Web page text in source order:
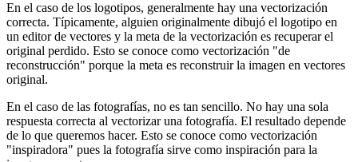
En el caso de los logotipos, generalmente hay una vectorización
correcta. Típicamente, alguien originalmente dibujó el logotipo en
un editor de vectores y la meta de la vectorización es recuperar el
original perdido. Esto se conoce como vectorización "de
reconstrucción" porque la meta es reconstruir la imagen en vectores
original.
En el caso de las fotografías, no es tan sencillo. No hay una sola
respuesta correcta al vectorizar una fotografía. El resultado depende
de lo que queremos hacer. Esto se conoce como vectorización
"inspiradora" pues la fotografía sirve como inspiración para la